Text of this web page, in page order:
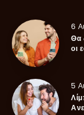
6
Θα
οι
5